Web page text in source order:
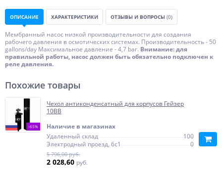
ОПИСАНИЕ ХАРАКТЕРИСТИКИ ОТЗЫВЫ И ВОПРОСЫ (0)
Мембранный насос низкой производительности для создания
рабочего давления в осмотических системах. Производительность - 50
gallons/day Максимальное давление - 4,7 bar. Внимание: для
правильной работы, насос должен быть обязательно подключен к
реле давления.
Похожие товары
-65%
Чехол антиконденсатный для корпусов Гейзер
10ВВ
Наличие в магазинах
Удаленный склад
100
Электродный проезд, 6с1
0
5 796,00 руб.
2 028,60 руб.